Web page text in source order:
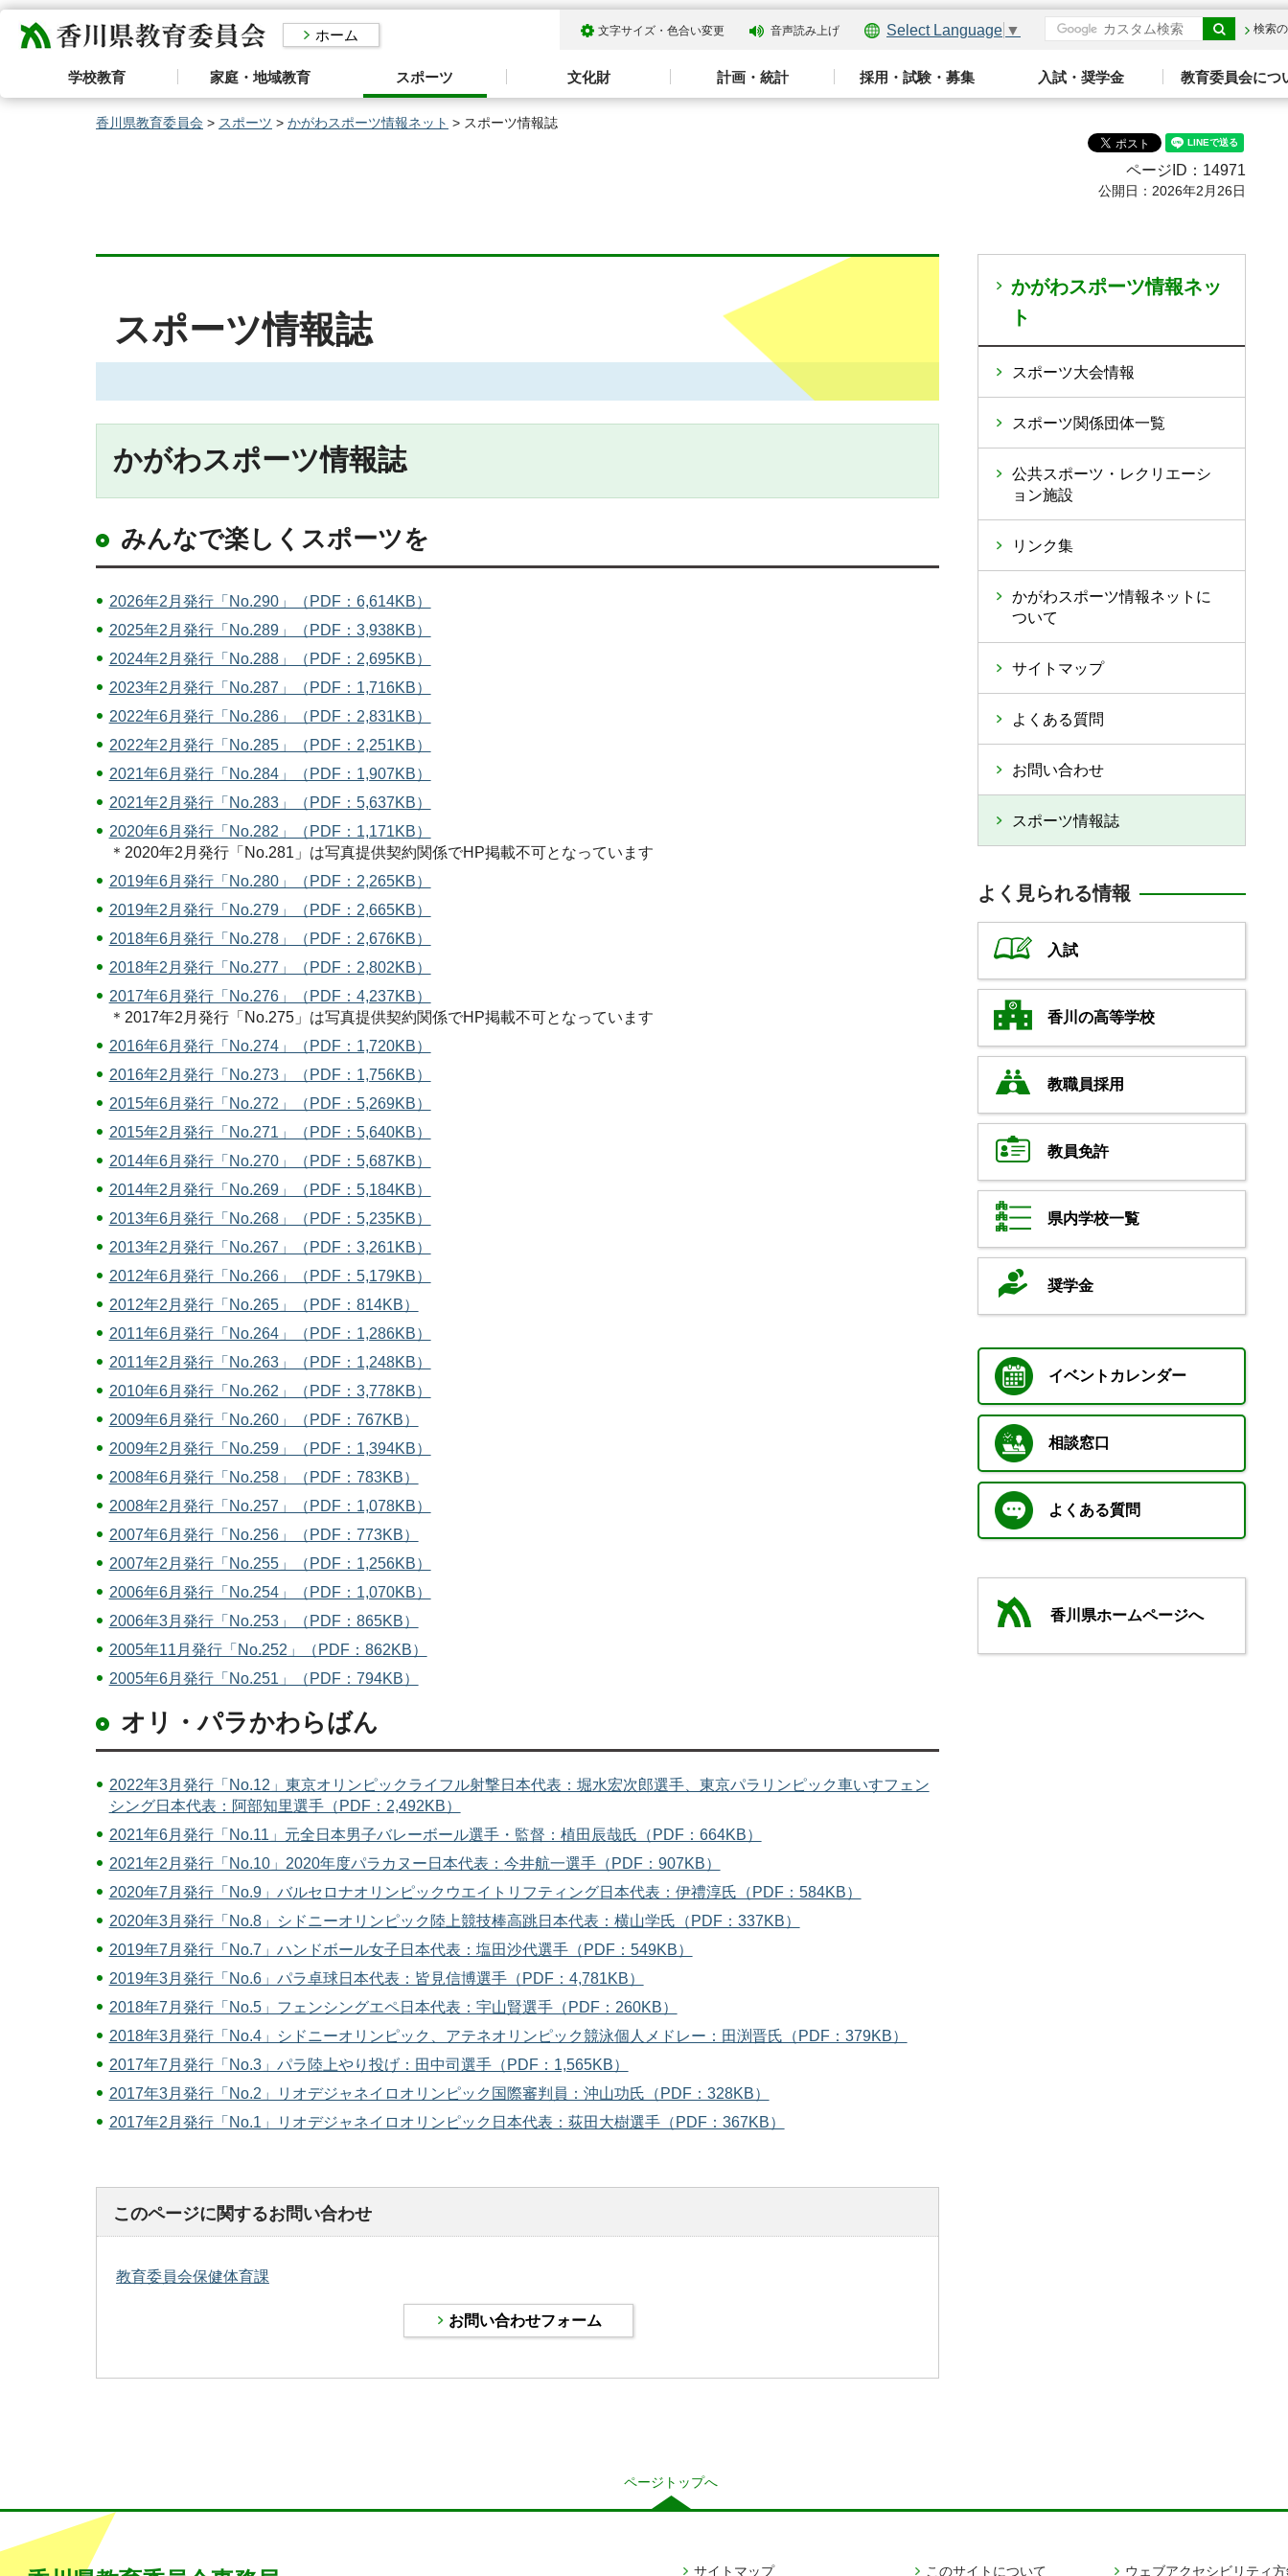
香川県教育委員会 ホーム 文字サイズ・色合い変更 音声読み上げ Select Language ▼ 検索
学校教育 家庭・地域教育 スポーツ 文化財 計画・統計 採用・試験・募集 入試・奨学金 教育委員会につ
香川県教育委員会 > スポーツ > かがわスポーツ情報ネット > スポーツ情報誌
ページID：14971
公開日：2026年2月26日
スポーツ情報誌
かがわスポーツ情報誌
みんなで楽しくスポーツを
2026年2月発行「No.290」（PDF：6,614KB）
2025年2月発行「No.289」（PDF：3,938KB）
2024年2月発行「No.288」（PDF：2,695KB）
2023年2月発行「No.287」（PDF：1,716KB）
2022年6月発行「No.286」（PDF：2,831KB）
2022年2月発行「No.285」（PDF：2,251KB）
2021年6月発行「No.284」（PDF：1,907KB）
2021年2月発行「No.283」（PDF：5,637KB）
2020年6月発行「No.282」（PDF：1,171KB）
＊2020年2月発行「No.281」は写真提供契約関係でHP掲載不可となっています
2019年6月発行「No.280」（PDF：2,265KB）
2019年2月発行「No.279」（PDF：2,665KB）
2018年6月発行「No.278」（PDF：2,676KB）
2018年2月発行「No.277」（PDF：2,802KB）
2017年6月発行「No.276」（PDF：4,237KB）
＊2017年2月発行「No.275」は写真提供契約関係でHP掲載不可となっています
2016年6月発行「No.274」（PDF：1,720KB）
2016年2月発行「No.273」（PDF：1,756KB）
2015年6月発行「No.272」（PDF：5,269KB）
2015年2月発行「No.271」（PDF：5,640KB）
2014年6月発行「No.270」（PDF：5,687KB）
2014年2月発行「No.269」（PDF：5,184KB）
2013年6月発行「No.268」（PDF：5,235KB）
2013年2月発行「No.267」（PDF：3,261KB）
2012年6月発行「No.266」（PDF：5,179KB）
2012年2月発行「No.265」（PDF：814KB）
2011年6月発行「No.264」（PDF：1,286KB）
2011年2月発行「No.263」（PDF：1,248KB）
2010年6月発行「No.262」（PDF：3,778KB）
2009年6月発行「No.260」（PDF：767KB）
2009年2月発行「No.259」（PDF：1,394KB）
2008年6月発行「No.258」（PDF：783KB）
2008年2月発行「No.257」（PDF：1,078KB）
2007年6月発行「No.256」（PDF：773KB）
2007年2月発行「No.255」（PDF：1,256KB）
2006年6月発行「No.254」（PDF：1,070KB）
2006年3月発行「No.253」（PDF：865KB）
2005年11月発行「No.252」（PDF：862KB）
2005年6月発行「No.251」（PDF：794KB）
オリ・パラかわらばん
2022年3月発行「No.12」東京オリンピックライフル射撃日本代表：堀水宏次郎選手、東京パラリンピック車いすフェン
シング日本代表：阿部知里選手（PDF：2,492KB）
2021年6月発行「No.11」元全日本男子バレーボール選手・監督：植田辰哉氏（PDF：664KB）
2021年2月発行「No.10」2020年度パラカヌー日本代表： 今井航一選手（PDF：907KB）
2020年7月発行「No.9」バルセロナオリンピックウエイトリフティング日本代表：伊禮淳氏（PDF：584KB）
2020年3月発行「No.8」シドニーオリンピック陸上競技棒高跳日本代表：横山学氏（PDF：337KB）
2019年7月発行「No.7」ハンドボール女子日本代表：塩田沙代選手（PDF：549KB）
2019年3月発行「No.6」パラ卓球日本代表：皆見信博選手（PDF：4,781KB）
2018年7月発行「No.5」フェンシングエペ日本代表：宇山賢選手（PDF：260KB）
2018年3月発行「No.4」シドニーオリンピック、アテネオリンピック競泳個人メドレー：田渕晋氏（PDF：379KB）
2017年7月発行「No.3」パラ陸上やり投げ：田中司選手（PDF：1,565KB）
2017年3月発行「No.2」リオデジャネイロオリンピック国際審判員：沖山功氏（PDF：328KB）
2017年2月発行「No.1」リオデジャネイロオリンピック日本代表：荻田大樹選手（PDF：367KB）
このページに関するお問い合わせ
教育委員会保健体育課
かがわスポーツ情報ネッ
ト
スポーツ大会情報
スポーツ関係団体一覧
公共スポーツ・レクリエーシ
ョン施設
リンク集
かがわスポーツ情報ネットに
ついて
サイトマップ
よくある質問
お問い合わせ
スポーツ情報誌
よく見られる情報
入試
香川の高等学校
教職員採用
教員免許
県内学校一覧
奨学金
イベントカレンダー
相談窓口
よくある質問
香川県ホームページへ
ページトップへ
サイトマップ このサイトについて ウェブアクセシビリティ